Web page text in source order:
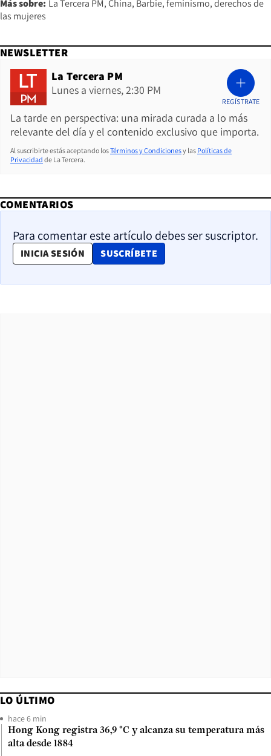
Más sobre: La Tercera PM China Barbie feminismo derechos de
las mujeres
NEWSLETTER
La Tercera PM
Lunes a viernes, 2:30 PM
La tarde en perspectiva: una mirada curada a lo más
relevante del día y el contenido exclusivo que importa.
REGÍSTRATE
Al suscribirte estás aceptando losTérminos y Condicionesy las Políticas de
Privacidad de La Tercera.
COMENTARIOS
Para comentar este artículo debes ser suscriptor.
INICIA SESIÓN SUSCRÍBETE
OPENS IN NEW WINDOW
LO ÚLTIMO
hace 6 min
Hong Kong registra 36,9 °C y alcanza su temperatura más
alta desde 1884